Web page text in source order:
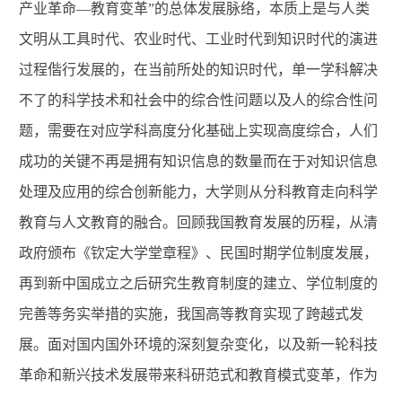
产业革命—教育变革”的总体发展脉络，本质上是与人类
文明从工具时代、农业时代、工业时代到知识时代的演进
过程偕行发展的，在当前所处的知识时代，单一学科解决
不了的科学技术和社会中的综合性问题以及人的综合性问
题，需要在对应学科高度分化基础上实现高度综合，人们
成功的关键不再是拥有知识信息的数量而在于对知识信息
处理及应用的综合创新能力，大学则从分科教育走向科学
教育与人文教育的融合。回顾我国教育发展的历程，从清
政府颁布《钦定大学堂章程》、民国时期学位制度发展，
再到新中国成立之后研究生教育制度的建立、学位制度的
完善等务实举措的实施，我国高等教育实现了跨越式发
展。面对国内国外环境的深刻复杂变化，以及新一轮科技
革命和新兴技术发展带来科研范式和教育模式变革，作为